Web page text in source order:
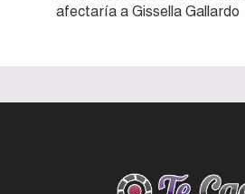
afectaría a Gissella Gallardo